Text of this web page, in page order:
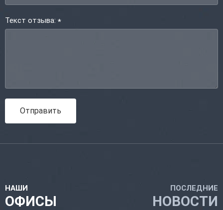
Текст отзыва: *
Отправить
НАШИ
ОФИСЫ
ПОСЛЕДНИЕ
НОВОСТИ